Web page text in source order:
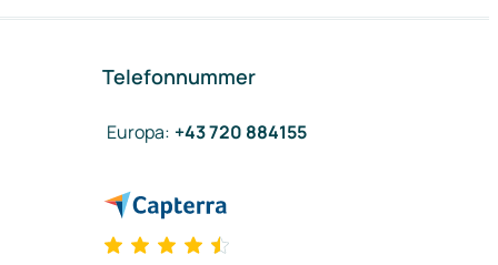
Telefonnummer
Europa: +43 720 884155